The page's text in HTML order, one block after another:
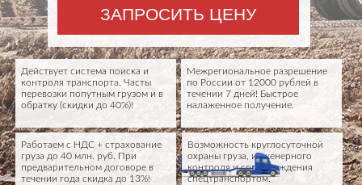
ЗАПРОСИТЬ ЦЕНУ
Межрегиональное разрешение
по России от 12000 рублей в
течении 7 дней! Быстрое
налаженное получение.
Действует система поиска и
контроля транспорта. Часты
перевозки попутным грузом и в
обратку (скидки до 40%)!
Возможность круглосуточной
охраны груза, инженерного
контроля и сопровождения
спецтранспортом.
Работаем с НДС + страхование
груза до 40 млн. руб. При
предварительном договоре в
течении года скидка до 13%!